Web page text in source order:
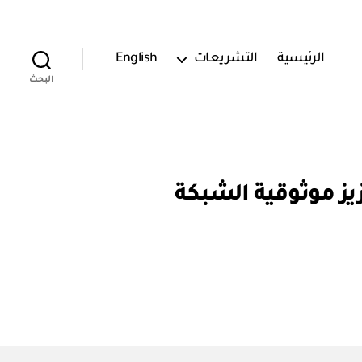
الرئيسية التشريعات English
البحث
من أجل تعزيز موثوقية الشبكة